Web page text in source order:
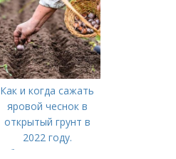
Как и когда сажать
яровой чеснок в
открытый грунт в
2022 году.
Добавление статьи в